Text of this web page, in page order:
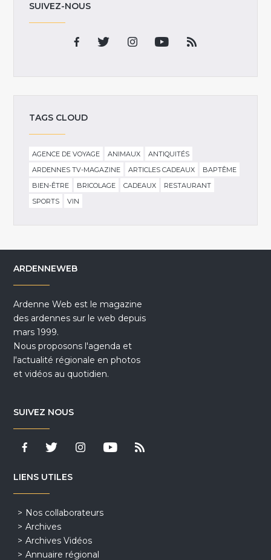
SUIVEZ-NOUS
TAGS CLOUD
AGENCE DE VOYAGE ANIMAUX
ANTIQUITÉS
ARDENNES TV-MAGAZINE
ARTICLES CADEAUX
BAPTÊME
BIEN-ÊTRE
BRICOLAGE CADEAUX
RESTAURANT
SPORTS
VIN
ARDENNEWEB
Ardenne Web est le magazine
des ardennes sur le web depuis
mars 1999.
Nous proposons l'agenda et
l'actualité régionale en photos
et vidéos au quotidien.
SUIVEZ NOUS
LIENS UTILES
Nos collaborateurs
Archives
Archives Vidéos
Annuaire régional